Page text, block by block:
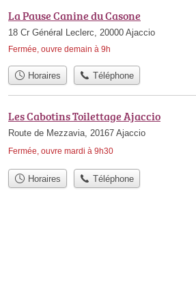
La Pause Canine du Casone
18 Cr Général Leclerc, 20000 Ajaccio
Fermée, ouvre demain à 9h
Horaires Téléphone
Les Cabotins Toilettage Ajaccio
Route de Mezzavia, 20167 Ajaccio
Fermée, ouvre mardi à 9h30
Horaires Téléphone